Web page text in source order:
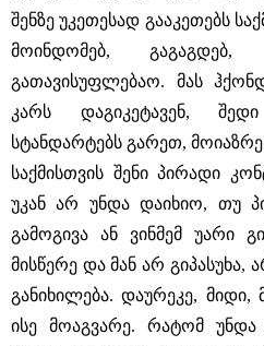
შენზე უკეთესად გააკეთებს
მოინდომებ, გაგაგდებ,
გათავისუფლებაო. მას
კარს დაგიკეტავენ,
სტანდარტებს გარეთ,
საქმისთვის შენი პირადი
უკან არ უნდა დაიხიო, თუ
გამოგივა ან ვინმემ უარი
მისწერე და მან არ
განიხილება. დაურეკე, მიდი,
ისე მოაგვარე. რატომ